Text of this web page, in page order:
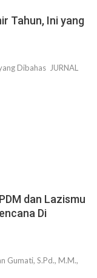
Tahun, Ini yang
Dibahas JURNAL
dan Lazismu
Di
Gumati, S.Pd., M.M.,